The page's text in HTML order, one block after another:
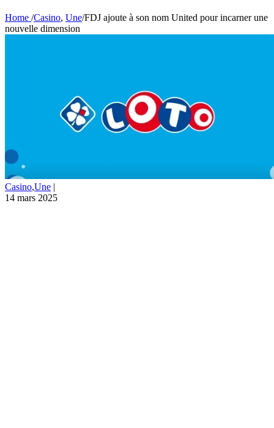
Home /Casino, Une/FDJ ajoute à son nom United pour incarner une
nouvelle dimension
Casino,Une |
14 mars 2025